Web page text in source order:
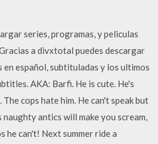
series, programas, y peliculas
a divxtotal puedes descargar
español, subtituladas y los ultimos
AKA: Barfi. He is cute. He's
cops hate him. He can't speak but
antics will make you scream,
he can't! Next summer ride a